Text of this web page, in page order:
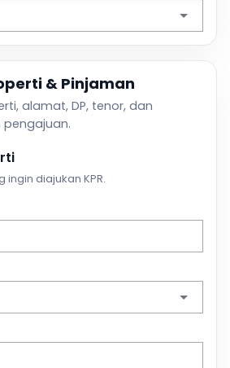
& Pinjaman
alamat, DP, tenor, dan
diajukan KPR.